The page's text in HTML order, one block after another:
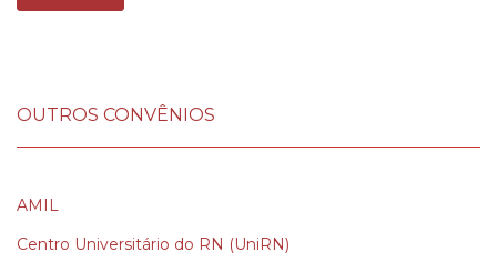
OUTROS CONVÊNIOS
AMIL
Centro Universitário do RN (UniRN)